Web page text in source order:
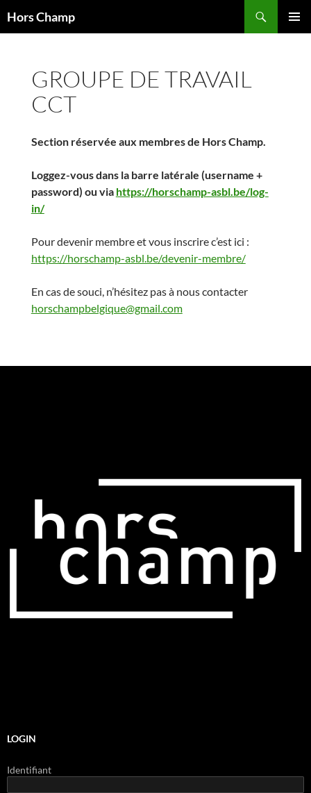
auHors Champ
GROUPE DE TRAVAIL
CCT
Section réservée aux membres de Hors Champ.
Loggez-vous dans la barre latérale (username +
password) ou via https://horschamp-asbl.be/log-
in/
Pour devenir membre et vous inscrire c’est ici :
https://horschamp-asbl.be/devenir-membre/
En cas de souci, n’hésitez pas à nous contacter
horschampbelgique@gmail.com
LOGIN
Identifiant